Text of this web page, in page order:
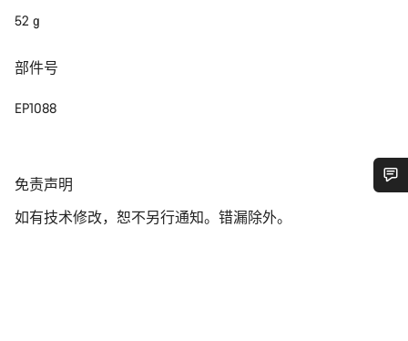
52 g
部件号
EP1088
免
声
免责声明
如有技术修改，恕不另行通知。错漏除外。
您需要帮助吗？